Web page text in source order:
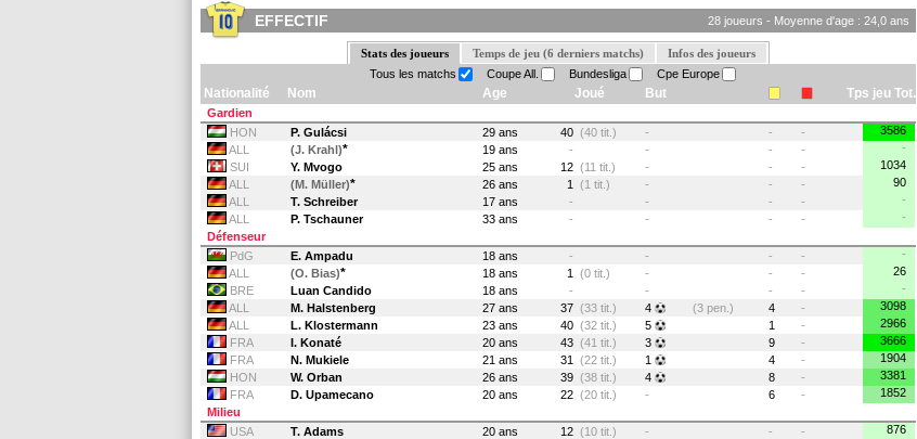
EFFECTIF 28 joueurs - Moyenne d'age : 24,0 ans
Stats des joueurs Temps de jeu (6 derniers matchs)
Infos des joueurs
Tous les matchs
Coupe All. Bundesliga Cpe Europe
Nationalité Nom Age Joué But Tps jeu Tot.
Gardien
HON
P. Gulácsi 29 ans 40 (40 tit.) - - -
3586
ALL
(J. Krahl)* 19 ans - - - -
-
SUI
Y. Mvogo 25 ans 12 (11 tit.) - - -
1034
ALL
(M. Müller)* 26 ans 1 (1 tit.) - - -
90
ALL
T. Schreiber 17 ans - - - -
-
ALL
P. Tschauner 33 ans - - - -
-
Défenseur
PdG
E. Ampadu 18 ans - - - -
-
ALL
(O. Bias)* 18 ans 1 (0 tit.) - - -
26
BRE
Luan Candido 18 ans - - - -
-
ALL
M. Halstenberg 27 ans 37 (33 tit.) 4 (3 pen.) 4 -
3098
ALL
L. Klostermann 23 ans 40 (32 tit.) 5 1 -
2966
FRA
I. Konaté 20 ans 43 (41 tit.) 3 9 -
3666
FRA
N. Mukiele 21 ans 31 (22 tit.) 1 4 -
1904
HON
W. Orban 26 ans 39 (38 tit.) 4 8 -
3381
FRA
D. Upamecano 20 ans 22 (20 tit.) - 6 -
1852
Milieu
USA
T. Adams 20 ans 12 (10 tit.) - - -
876